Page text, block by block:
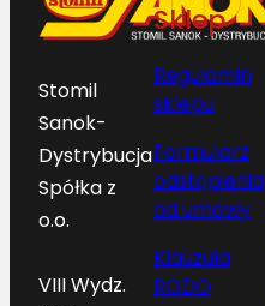
Stomil
Sanok-
Dystrybucja
Spółka z
o.o.
VIII Wydz.
Sklep
Regulamin
sklepu
Formularz
odstąpienia
od umowy
Klauzula
RODO